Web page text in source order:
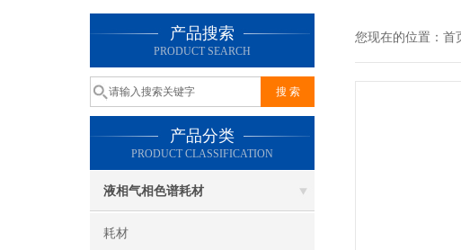
产品搜索
PRODUCT SEARCH
产品分类
PRODUCT CLASSIFICATION
液相气相色谱耗材
耗材
您现在的位置： 首